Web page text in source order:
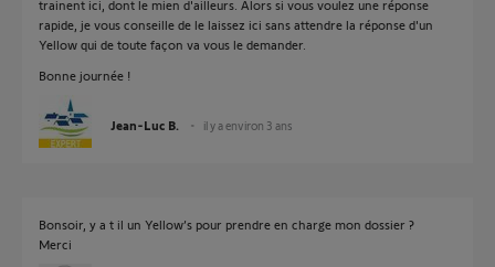
trainent ici, dont le mien d'ailleurs. Alors si vous voulez une réponse
rapide, je vous conseille de le laissez ici sans attendre la réponse d'un
Yellow qui de toute façon va vous le demander.
Bonne journée !
Jean-Luc B. il y a environ 3 ans
Bonsoir, y a t il un Yellow’s pour prendre en charge mon dossier ?
Merci